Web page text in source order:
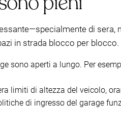
di
in strada blocco per blocco.
sono aperti a lungo. Per
limiti di altezza del veicolo,
di ingresso del garage